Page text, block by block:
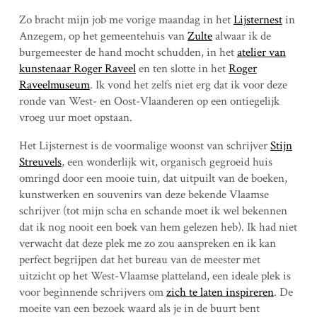
Zo bracht mijn job me vorige maandag in hetLijsternestin
Anzegem, op het gemeentehuis vanZultealwaar ik de
burgemeester de hand mocht schudden, in hetatelier van
kunstenaar Roger Raveelen ten slotte in hetRoger
Raveelmuseum. Ik vond het zelfs niet erg dat ik voor deze
ronde van West- en Oost-Vlaanderen op een ontiegelijk
vroeg uur moet opstaan.
Het Lijsternest is de voormalige woonst van schrijverStijn
Streuvels, een wonderlijk wit, organisch gegroeid huis
omringd door een mooie tuin, dat uitpuilt van de boeken,
kunstwerken en souvenirs van deze bekende Vlaamse
schrijver (tot mijn scha en schande moet ik wel bekennen
dat ik nog nooit een boek van hem gelezen heb). Ik had niet
verwacht dat deze plek me zo zou aanspreken en ik kan
perfect begrijpen dat het bureau van de meester met
uitzicht op het West-Vlaamse platteland, een ideale plek is
voor beginnende schrijvers omzich te laten inspireren. De
moeite van een bezoek waard als je in de buurt bent